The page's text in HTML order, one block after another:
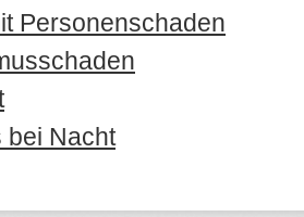
Personenschaden
bei Nacht